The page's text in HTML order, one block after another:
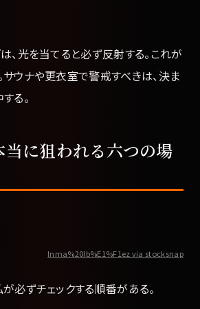
、光を当てると必ず反射する。これが
ウナや更衣室で警戒すべきは、決ま
る。
に狙われる六つの場
Inma%20Ib%E1%F1ez via stocksnap
必ずチェックする順番がある。